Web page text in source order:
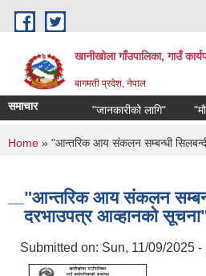
Skip to main content
खानीखोला गाँउपालिका, गाउँ
बागमती प्रदेश, नेपाल
समाचार "जानकारीको लागि"
You are here
Home » "आन्तरिक आय संकलन सम्बन्धी
"आन्तरिक आय संकलन
दरभाउपत्र आव्हानको
Submitted on: Sun, 11/09/2025 -